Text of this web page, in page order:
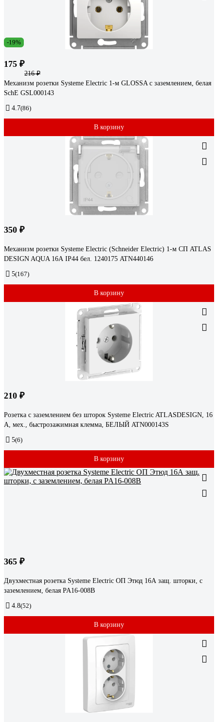
-19%
175 ₽
216 ₽
Механизм розетки Systeme Electric 1-м GLOSSA с заземлением, белая
SchE GSL000143
4.7(86)
В корзину
350 ₽
Механизм розетки Systeme Electric (Schneider Electric) 1-м СП ATLAS
DESIGN AQUA 16А IP44 бел. 1240175 ATN440146
5(167)
В корзину
210 ₽
Розетка с заземлением без шторок Systeme Electric ATLASDESIGN, 16
А, мех., быстрозажимная клемма, БЕЛЫЙ ATN000143S
5(6)
В корзину
365 ₽
Двухместная розетка Systeme Electric ОП Этюд 16А защ. шторки, с
заземлением, белая PA16-008B
4.8(52)
В корзину